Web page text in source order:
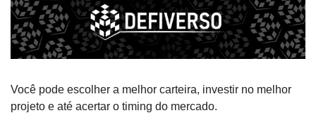
Você pode escolher a melhor carteira, investir no melhor
projeto e até acertar o timing do mercado.